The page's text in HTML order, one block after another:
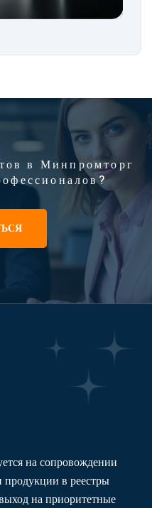
в Минпромторг
на сопровождении
в реестры
на приоритетные